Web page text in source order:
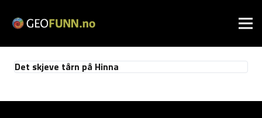
Det skjeve tårn på Hinna